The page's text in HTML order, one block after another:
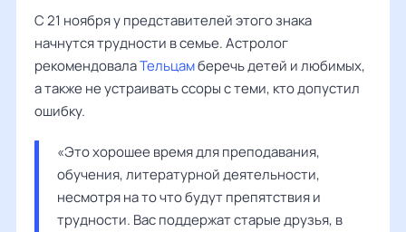
С 21 ноября у представителей этого знака
начнутся трудности в семье. Астролог
рекомендовалаТельцамберечь детей и любимых,
а также не устраивать ссоры с теми, кто допустил
ошибку.
«Это хорошее время для преподавания,
обучения, литературной деятельности,
несмотря на то что будут препятствия и
трудности. Вас поддержат старые друзья, в